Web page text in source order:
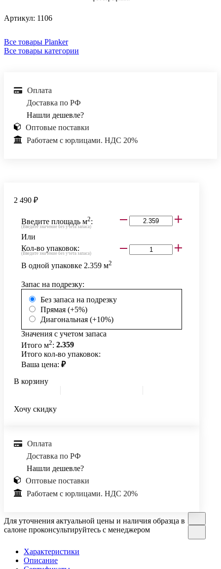
Артикул: 1106
Все товары Planker
Все товары категории
Оплата
Доставка по РФ
Нашли дешевле?
Оптовые поставки
Работаем с юрлицами. НДС 20%
2 490 ₽
Введите площадь м2:
(Введите значение без учета запаса)
Или
Кол-во упаковок:
(Введите значение без учета запаса)
В одной упаковке 2.359 м2
Запас на подрезку:
Без запаса на подрезку
Прямая (+5%)
Диагональная (+10%)
Значения с учетом запаса
Итого м2: 2.359
Итого кол-во упаковок:
Ваша цена: ₽
В корзину
Хочу скидку
Оплата
Доставка по РФ
Нашли дешевле?
Оптовые поставки
Работаем с юрлицами. НДС 20%
Для уточнения актуальной цены и наличия образца в
салоне проконсультируйтесь с менеджером
Характеристики
Описание